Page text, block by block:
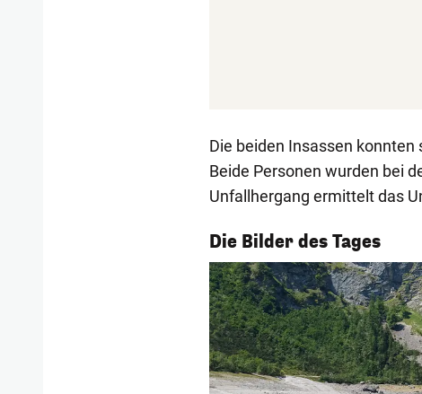
Die beiden Insassen
Beide Personen wurden bei
Unfallhergang ermittelt das
Die Bilder des Tages
1/55